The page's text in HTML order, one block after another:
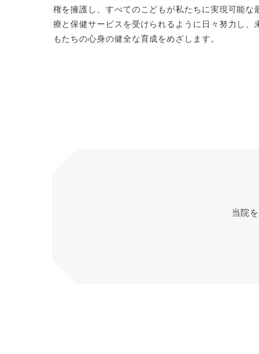
権を擁護し、すべてのこどもが私たちに実現可能な
療と保健サービスを受けられるように日々努力し、
もたちの心身の健全な育成をめざします。
当院